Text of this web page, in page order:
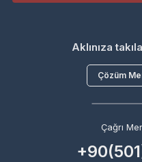
Aklınıza
Çözüm
Çağrı